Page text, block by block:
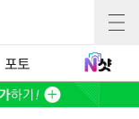
포토